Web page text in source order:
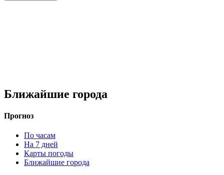
Ближайшие города
Прогноз
По часам
На 7 дней
Карты погоды
Ближайшие города